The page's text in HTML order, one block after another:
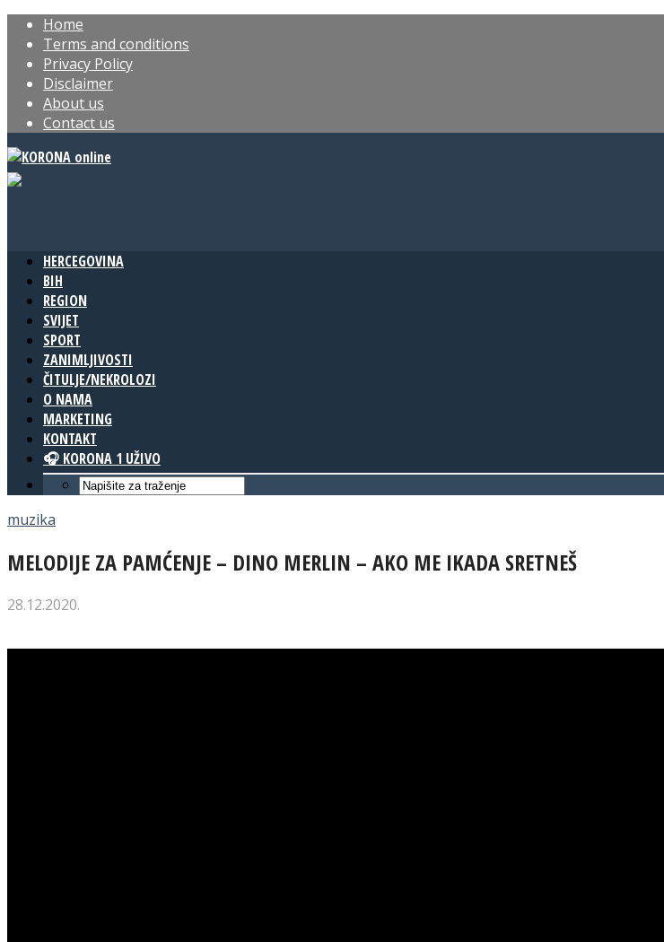
Home
Terms and conditions
Privacy Policy
Disclaimer
About us
Contact us
HERCEGOVINA
BIH
REGION
SVIJET
SPORT
ZANIMLJIVOSTI
ČITULJE/NEKROLOZI
O NAMA
MARKETING
KONTAKT
🎧 KORONA 1 UŽIVO
muzika
MELODIJE ZA PAMĆENJE – DINO MERLIN – AKO ME IKADA SRETNEŠ
28.12.2020.